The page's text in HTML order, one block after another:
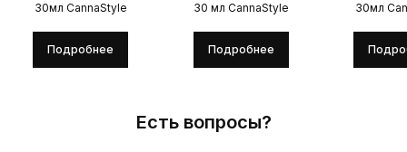
30мл CannaStyle
Подробнее
30 мл CannaStyle
Подробнее
30мл
Есть вопросы?